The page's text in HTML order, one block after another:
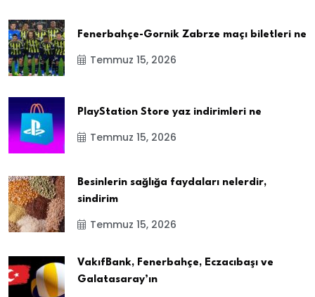
Fenerbahçe-Gornik Zabrze maçı biletleri ne
Temmuz 15, 2026
PlayStation Store yaz indirimleri ne
Temmuz 15, 2026
Besinlerin sağlığa faydaları nelerdir,
sindirim
Temmuz 15, 2026
VakıfBank, Fenerbahçe, Eczacıbaşı ve
Galatasaray’ın